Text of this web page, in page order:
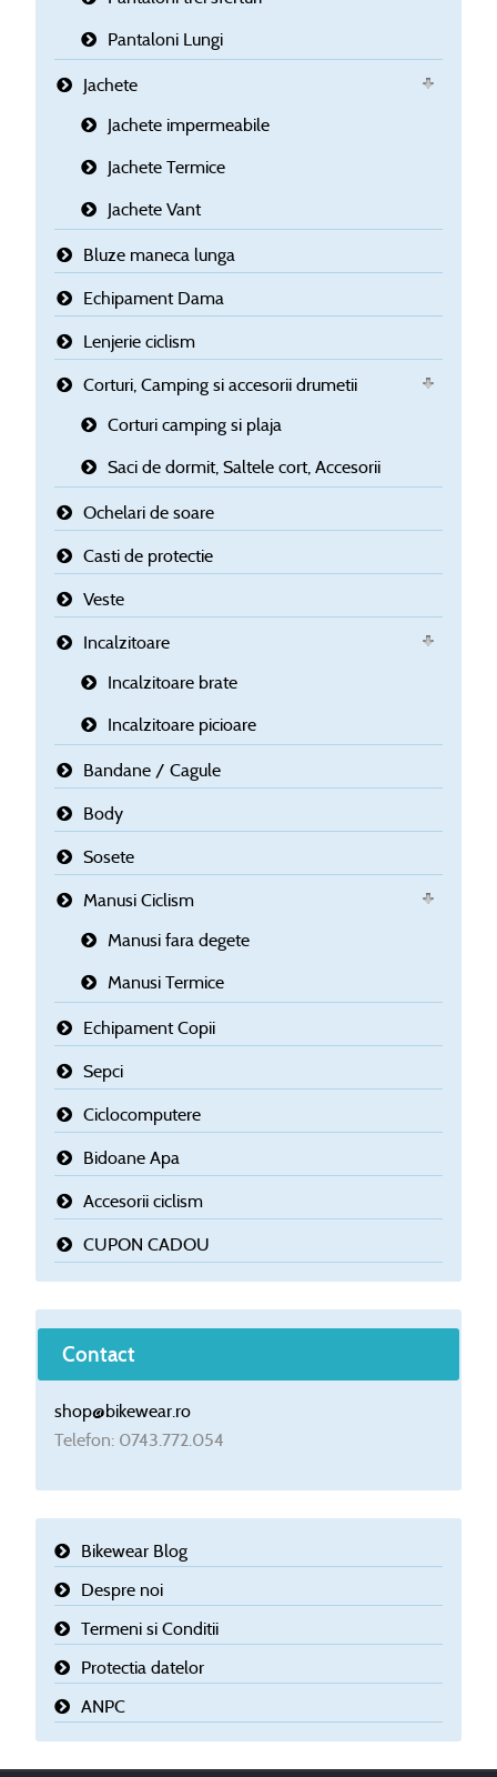
Pantaloni Lungi
Jachete
Jachete impermeabile
Jachete Termice
Jachete Vant
Bluze maneca lunga
Echipament Dama
Lenjerie ciclism
Corturi, Camping si accesorii drumetii
Corturi camping si plaja
Saci de dormit, Saltele cort, Accesorii
Ochelari de soare
Casti de protectie
Veste
Incalzitoare
Incalzitoare brate
Incalzitoare picioare
Bandane / Cagule
Body
Sosete
Manusi Ciclism
Manusi fara degete
Manusi Termice
Echipament Copii
Sepci
Ciclocomputere
Bidoane Apa
Accesorii ciclism
CUPON CADOU
Contact
shop@bikewear.ro
Telefon: 0743.772.054
Bikewear Blog
Despre noi
Termeni si Conditii
Protectia datelor
ANPC